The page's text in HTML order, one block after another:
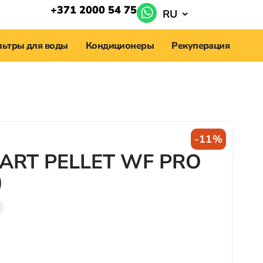
+371 2000 54 75 RU
для воды Кондиционеры Рекуперация
-11%
PELLET WF PRO